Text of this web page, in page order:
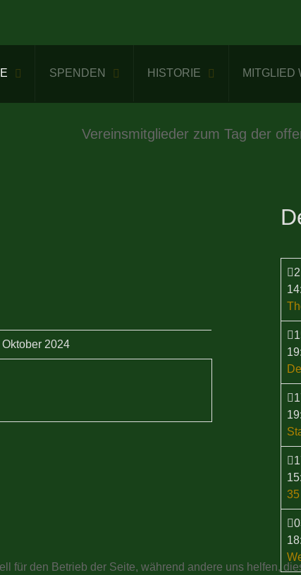
SPENDEN HISTORIE MITGLIED
Vereinsmitglieder zum Tag der
2024
für den Betrieb der Seite, während andere uns helfen,